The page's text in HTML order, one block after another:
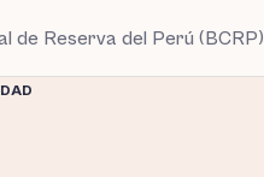
de Reserva del Perú (BCRP)